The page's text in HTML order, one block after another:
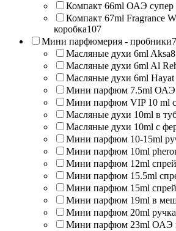
Компакт 66ml ОАЭ супер
Компакт 67ml Fragrance
коробка107
Мини парфюмерия - пробники
Масляные духи 6ml Aksa8
Масляные духи 6ml Al
Масляные духи 6ml Hayat
Мини парфюм 7.5ml ОАЭ
Мини парфюм VIP 10 ml
Масляные духи 10ml в
Масляные духи 10ml с
Мини парфюм 10-15ml
Мини парфюм 10ml
Мини парфюм 12ml спрей
Мини парфюм 15.5ml
Мини парфюм 15ml спрей
Мини парфюм 19ml в
Мини парфюм 20ml
Мини парфюм 23ml ОАЭ